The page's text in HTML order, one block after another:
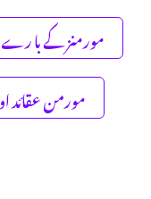
مورمنز کے با رے
مورمن عقائد